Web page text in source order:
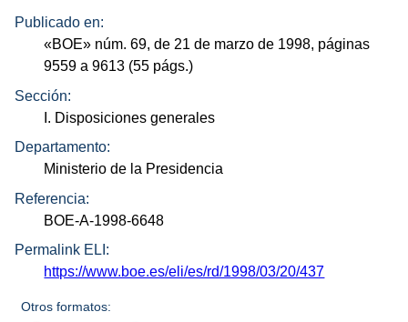
Publicado en:
«BOE» núm. 69, de 21 de marzo de 1998, páginas
9559 a 9613 (55 págs.)
Sección:
I. Disposiciones generales
Departamento:
Ministerio de la Presidencia
Referencia:
BOE-A-1998-6648
Permalink ELI:
https://www.boe.es/eli/es/rd/1998/03/20/437
Otros formatos: